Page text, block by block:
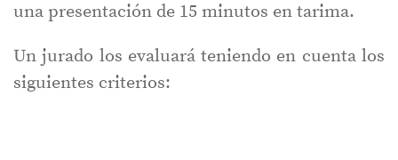
una presentación de 15 minutos en tarima.
Un jurado los evaluará teniendo en cuenta los
siguientes criterios: